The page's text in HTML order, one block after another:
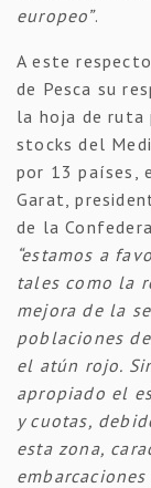
europeo”.
A este
de Pesca su
la hoja de ruta
stocks del
por 13 países,
Garat,
de la
“estamos a
tales como la
mejora de la
poblaciones
el atún rojo.
apropiado el
y cuotas,
esta zona,